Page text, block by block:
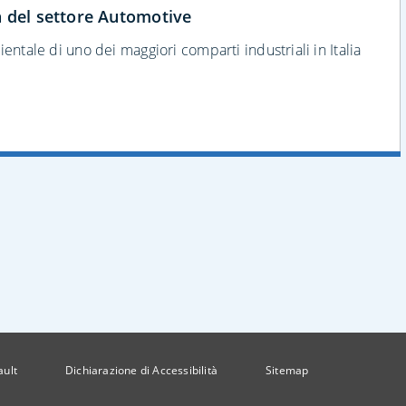
del settore Automotive
di uno dei maggiori comparti industriali in Italia
Dichiarazione di Accessibilità Sitemap